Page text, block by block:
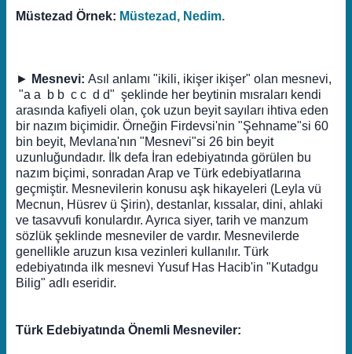
Müstezad Örnek: Müstezad, Nedim.
► Mesnevi: Asıl anlamı "ikili, ikişer ikişer" olan mesnevi,
"a a b b c c d d" şeklinde her beytinin mısraları kendi
arasında kafiyeli olan, çok uzun beyit sayıları ihtiva eden
bir nazım biçimidir. Örneğin Firdevsi'nin "Şehname"si 60
bin beyit, Mevlana'nın "Mesnevi"si 26 bin beyit
uzunluğundadır. İlk defa İran edebiyatında görülen bu
nazım biçimi, sonradan Arap ve Türk edebiyatlarına
geçmiştir. Mesnevilerin konusu aşk hikayeleri (Leyla vü
Mecnun, Hüsrev ü Şirin), destanlar, kıssalar, dini, ahlaki
ve tasavvufi konulardır. Ayrıca siyer, tarih ve manzum
sözlük şeklinde mesneviler de vardır. Mesnevilerde
genellikle aruzun kısa vezinleri kullanılır. Türk
edebiyatında ilk mesnevi Yusuf Has Hacib'in "Kutadgu
Bilig" adlı eseridir.
Türk Edebiyatında Önemli Mesneviler: